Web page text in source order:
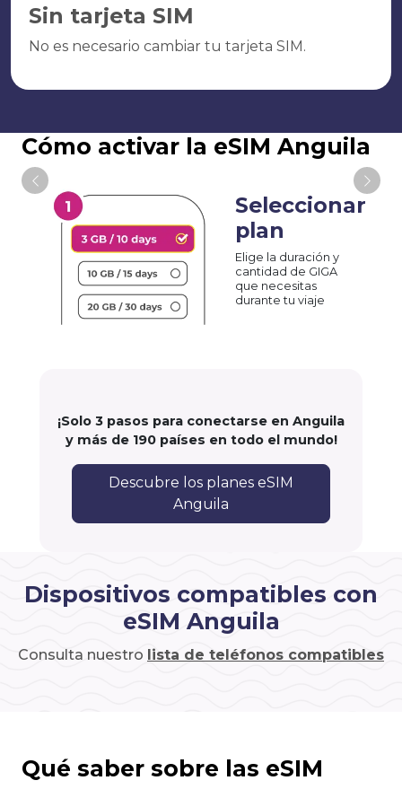
Sin tarjeta SIM
No es necesario cambiar tu tarjeta SIM.
Cómo activar la eSIM Anguila
Seleccionar
plan
Elige la duración y
cantidad de GIGA
que necesitas
durante tu viaje
¡Solo 3 pasos para conectarse en Anguila
y más de 190 países en todo el mundo!
Descubre los planes eSIM
Anguila
Dispositivos compatibles con
eSIM Anguila
Consulta nuestro lista de teléfonos compatibles
Qué saber sobre las eSIM